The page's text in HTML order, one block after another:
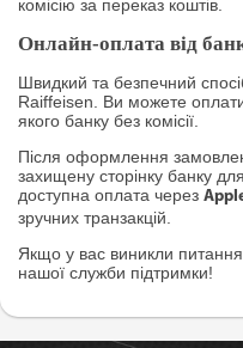
комісію за переказ коштів.
Онлайн-оплата від
Швидкий та безпечний
Raiffeisen. Ви можете
якого банку без комісії.
Після оформлення
захищену сторінку банку
доступна оплата через
зручних транзакцій.
Якщо у вас виникли
нашої служби підтримки!